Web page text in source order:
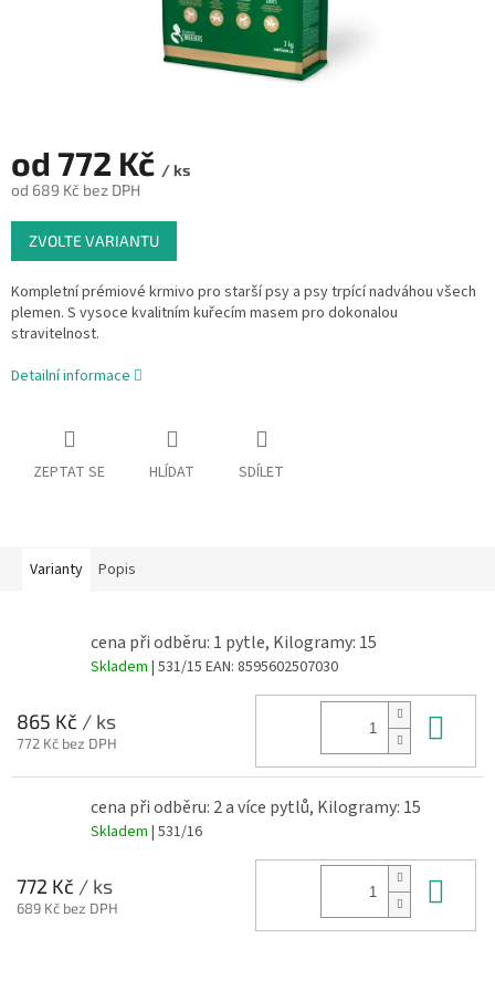
od 772 Kč / ks
od 689 Kč bez DPH
Měrná
cena:
ZVOLTE VARIANTU
Kompletní prémiové krmivo pro starší psy a psy trpící nadváhou všech
plemen. S vysoce kvalitním kuřecím masem pro dokonalou
stravitelnost.
Detailní informace
ZEPTAT SE HLÍDAT SDÍLET
Varianty Popis
cena při odběru: 1 pytle, Kilogramy: 15
Skladem | 531/15 EAN: 8595602507030
865 Kč / ks
772 Kč bez DPH
cena při odběru: 2 a více pytlů, Kilogramy: 15
Skladem | 531/16
772 Kč / ks
689 Kč bez DPH